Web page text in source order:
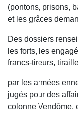
(pontons, prisons,
et les grâces
Des dossiers
les forts, les
francs-tireurs,
par les armées
jugés pour des
colonne Vendôme,